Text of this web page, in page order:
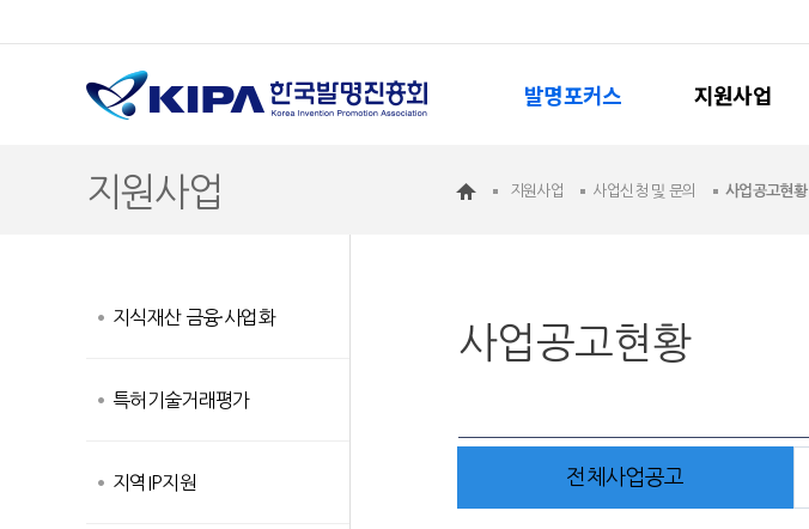
발명포커스 지원사업
지원사업 지원사업 사업신청 및 문의 사업공고현황
지식재산 금융·사업화
특허기술거래평가
지역IP지원
사업공고현황
전체사업공고